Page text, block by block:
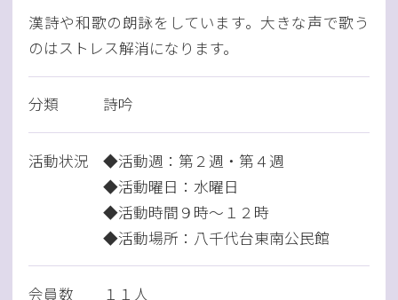
漢詩や和歌の朗詠をしています。大きな声で歌う
のはストレス解消になります。
分類 詩吟
活動状況
◆活動週：第２週・第４週
◆活動曜日：水曜日
◆活動時間９時～１２時
◆活動場所：八千代台東南公民館
会員数 １１人